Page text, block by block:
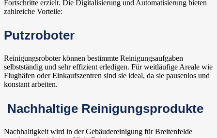
Fortschritte erzielt. Die Digitalisierung und Automatisierung bieten
zahlreiche Vorteile:
Putzroboter
Reinigungsroboter können bestimmte Reinigungsaufgaben
selbstständig und sehr effizient erledigen. Für weitläufige Areale wie
Flughäfen oder Einkaufszentren sind sie ideal, da sie pausenlos und
konstant arbeiten.
Nachhaltige Reinigungsprodukte
Nachhaltigkeit wird in der Gebäudereinigung für Breitenfelde